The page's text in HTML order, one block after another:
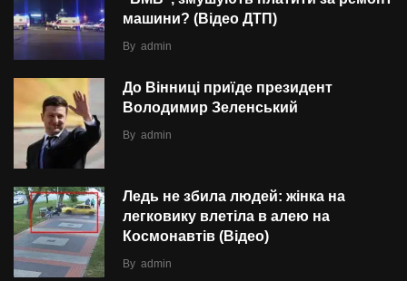
машини? (Відео ДТП)
By admin
До Вінниці приїде президент
Володимир Зеленський
By admin
Ледь не збила людей: жінка на
легковику влетіла в алею на
Космонавтів (Відео)
By admin